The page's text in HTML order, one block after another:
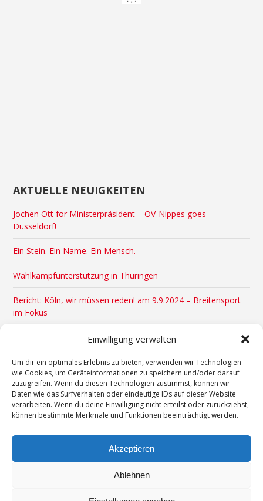
Einwilligung verwalten
Um dir ein optimales Erlebnis zu bieten, verwenden wir Technologien
wie Cookies, um Geräteinformationen zu speichern und/oder darauf
zuzugreifen. Wenn du diesen Technologien zustimmst, können wir
Daten wie das Surfverhalten oder eindeutige IDs auf dieser Website
verarbeiten. Wenn du deine Einwilligung nicht erteilst oder zurückziehst,
können bestimmte Merkmale und Funktionen beeinträchtigt werden.
Akzeptieren
Ablehnen
AKTUELLE NEUIGKEITEN
Jochen Ott for Ministerpräsident – OV-Nippes goes
Düsseldorf!
Ein Stein. Ein Name. Ein Mensch.
Wahlkampfunterstützung in Thüringen
Bericht: Köln, wir müssen reden! am 9.9.2024 – Breitensport
im Fokus
Veranstaltungstipps August & September 2024
x
Datenschutzerklärung